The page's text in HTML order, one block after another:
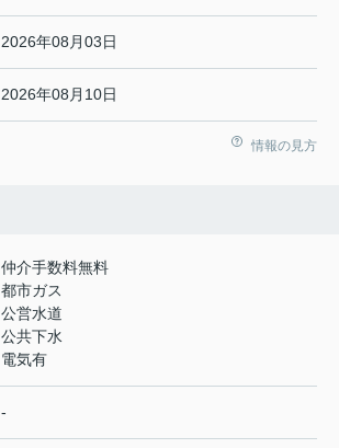
2026年08月03日
2026年08月10日
情報の見方
仲介手数料無料
都市ガス
公営水道
公共下水
電気有
-